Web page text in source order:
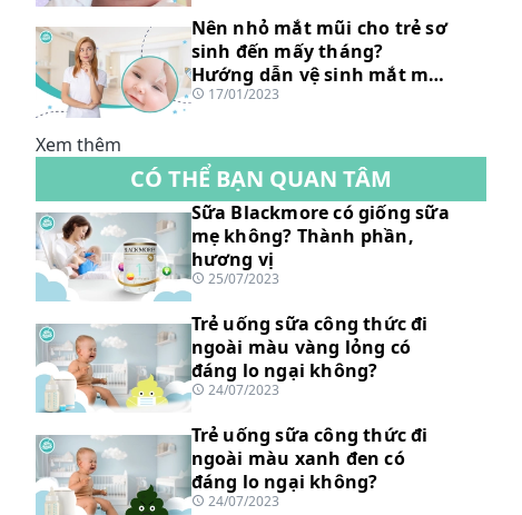
Nên nhỏ mắt mũi cho trẻ sơ
sinh đến mấy tháng?
Hướng dẫn vệ sinh mắt mũi
trẻ an toàn
17/01/2023
Xem thêm
CÓ THỂ BẠN QUAN TÂM
Sữa Blackmore có giống sữa
mẹ không? Thành phần,
hương vị
25/07/2023
Trẻ uống sữa công thức đi
ngoài màu vàng lỏng có
đáng lo ngại không?
24/07/2023
Trẻ uống sữa công thức đi
ngoài màu xanh đen có
đáng lo ngại không?
24/07/2023